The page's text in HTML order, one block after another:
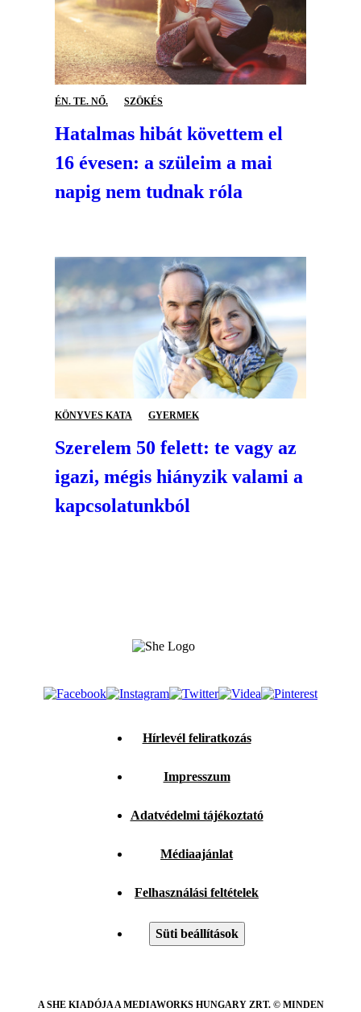
ÉN. TE. NŐ. SZÖKÉS
Hatalmas hibát követtem el
16 évesen: a szüleim a mai
napig nem tudnak róla
KÖNYVES KATA GYERMEK
Szerelem 50 felett: te vagy az
igazi, mégis hiányzik valami a
kapcsolatunkból
Hírlevél feliratkozás
Impresszum
Adatvédelmi tájékoztató
Médiaajánlat
Felhasználási feltételek
Süti beállítások
A SHE KIADÓJA A MEDIAWORKS HUNGARY ZRT. © MINDEN